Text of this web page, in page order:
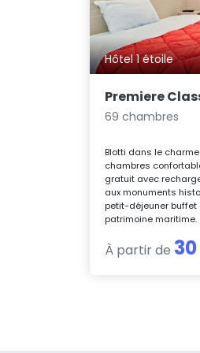
Hôtel 1 étoile
Premiere
69 chambres
Blotti dans le
chambres
gratuit avec
aux monuments
petit-déjeuner buffet
patrimoine maritime.
À partir de 30